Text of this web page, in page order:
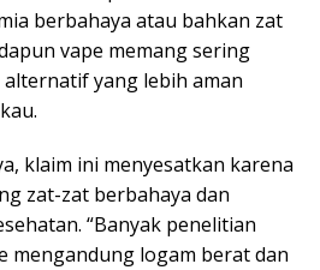
berbahaya atau bahkan zat
vape memang sering
yang lebih aman
klaim ini menyesatkan karena
zat-zat berbahaya dan
“Banyak penelitian
mengandung logam berat dan